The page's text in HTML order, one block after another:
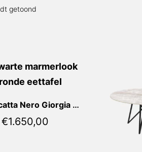
getoond
Calacatta Nero Giorgia Rond
€1.650,00